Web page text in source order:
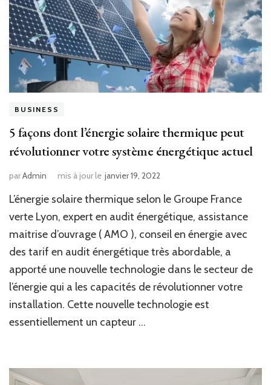
BUSINESS
5 façons dont l’énergie solaire thermique peut
révolutionner votre système énergétique actuel
parAdmin mis à jour le janvier 19, 2022
L’énergie solaire thermique selon le Groupe France
verte Lyon, expert en audit énergétique, assistance
maitrise d’ouvrage ( AMO ), conseil en énergie avec
des tarif en audit énergétique très abordable, a
apporté une nouvelle technologie dans le secteur de
l’énergie qui a les capacités de révolutionner votre
installation. Cette nouvelle technologie est
essentiellement un capteur …